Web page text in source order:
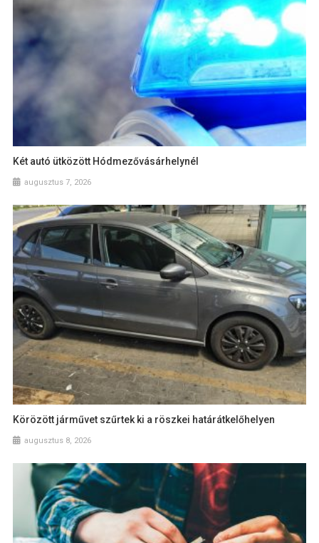
Két autó ütközött Hódmezővásárhelynél
augusztus 7, 2026
Körözött járművet szűrtek ki a röszkei határátkelőhelyen
augusztus 8, 2026